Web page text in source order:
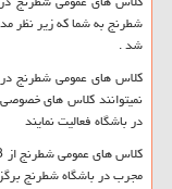
شطرنج به شما که زیر نظر
شد .
کلاس های عمومی شطرنج
نمیتوانند کلاس های
در باشگاه فعالیت نمایند
مجرب در باشگاه شطرنج